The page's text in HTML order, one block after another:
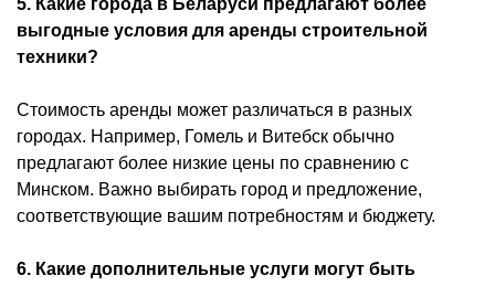
5. Какие города в Беларуси предлагают более
выгодные условия для аренды строительной
техники?
Стоимость аренды может различаться в разных
городах. Например, Гомель и Витебск обычно
предлагают более низкие цены по сравнению с
Минском. Важно выбирать город и предложение,
соответствующие вашим потребностям и бюджету.
6. Какие дополнительные услуги могут быть